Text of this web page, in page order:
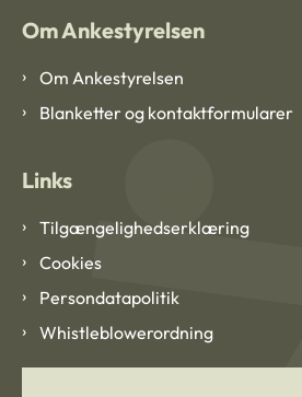
Om Ankestyrelsen
Om Ankestyrelsen
Blanketter og kontaktformularer
Links
Tilgængelighedserklæring
Cookies
Persondatapolitik
Whistleblowerordning